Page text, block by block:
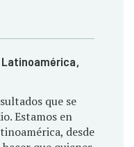
Latinoamérica,
que se
Estamos en
desde